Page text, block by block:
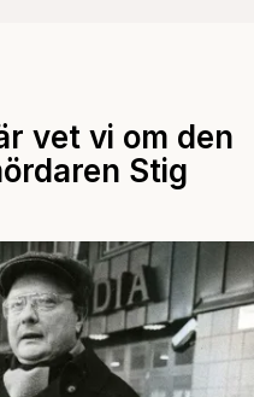
vet vi om den
Stig